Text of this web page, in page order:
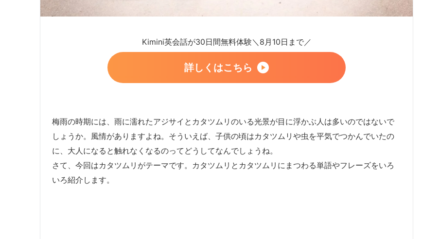
Kimini英会話が30日間無料体験＼8月10日まで／
詳しくはこちら
梅雨の時期には、雨に濡れたアジサイとカタツムリのいる光景が目に浮かぶ人は多いのではないで
しょうか。風情がありますよね。そういえば、子供の頃はカタツムリや虫を平気でつかんでいたの
に、大人になると触れなくなるのってどうしてなんでしょうね。
さて、今回はカタツムリがテーマです。カタツムリとカタツムリにまつわる単語やフレーズをいろ
いろ紹介します。